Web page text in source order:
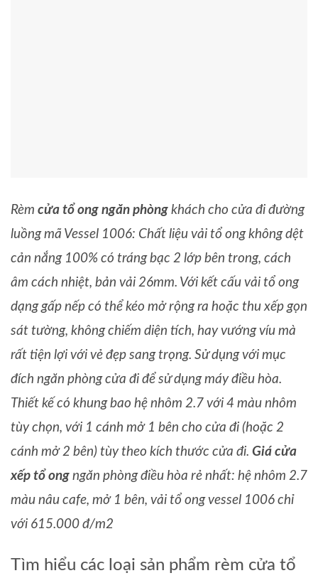
Rèm cửa tổ ong ngăn phòng khách cho cửa đi đường
luồng mã Vessel 1006: Chất liệu vải tổ ong không dệt
cản nắng 100% có tráng bạc 2 lớp bên trong, cách
âm cách nhiệt, bản vải 26mm. Với kết cấu vải tổ ong
dạng gấp nếp có thể kéo mở rộng ra hoặc thu xếp gọn
sát tường, không chiếm diện tích, hay vướng víu mà
rất tiện lợi với vẻ đẹp sang trọng. Sử dụng với mục
đích ngăn phòng cửa đi để sử dụng máy điều hòa.
Thiết kế có khung bao hệ nhôm 2.7 với 4 màu nhôm
tùy chọn, với 1 cánh mở 1 bên cho cửa đi (hoặc 2
cánh mở 2 bên) tùy theo kích thước cửa đi. Giá cửa
xếp tổ ong ngăn phòng điều hòa rẻ nhất: hệ nhôm 2.7
màu nâu cafe, mở 1 bên, vải tổ ong vessel 1006 chỉ
với 615.000 đ/m2
Tìm hiểu các loại sản phẩm rèm cửa tổ